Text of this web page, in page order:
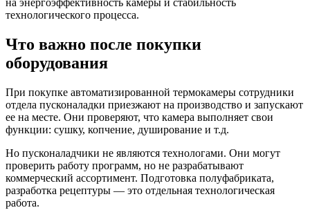
технологического процесса.
Что важно после покупки
оборудования
При покупке автоматизированной термокамеры сотрудники
отдела пусконаладки приезжают на производство и запускают
ее на месте. Они проверяют, что камера выполняет свои
функции: сушку, копчение, душирование и т.д.
Но пусконаладчики не являются технологами. Они могут
проверить работу программ, но не разрабатывают
коммерческий ассортимент. Подготовка полуфабриката,
разработка рецептуры — это отдельная технологическая
работа.